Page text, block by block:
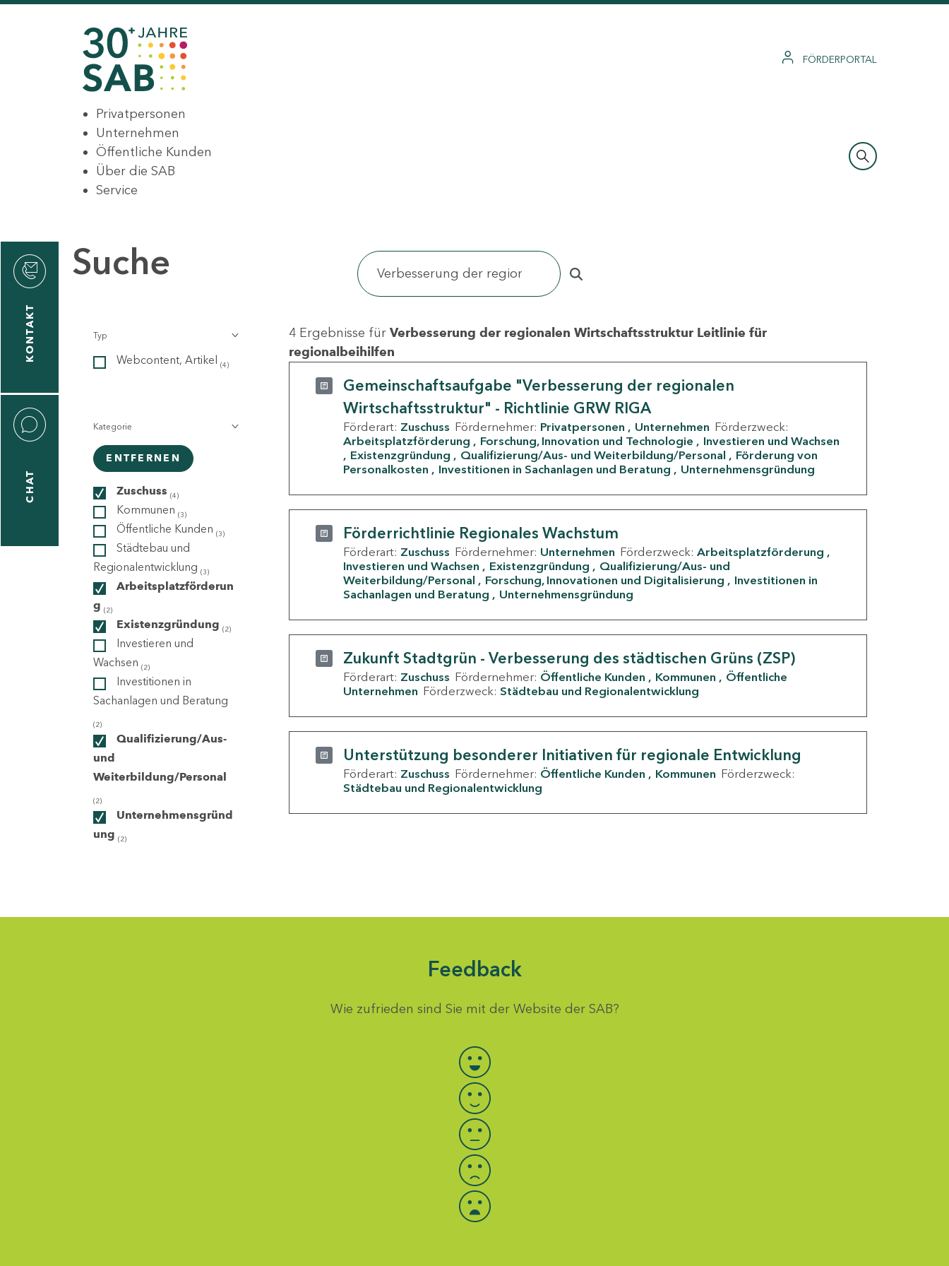
FÖRDERPORTAL
Privatpersonen
Unternehmen
Öffentliche Kunden
Über die SAB
Service
KONTAKT
CHAT
Suche
Typ
Webcontent, Artikel (4)
Kategorie
ENTFERNEN
Zuschuss (4)
Kommunen (3)
Öffentliche Kunden (3)
Städtebau und
Regionalentwicklung (3)
Arbeitsplatzförderun
g (2)
Existenzgründung (2)
Investieren und
Wachsen (2)
Investitionen in
Sachanlagen und Beratung
(2)
Qualifizierung/Aus-
und
Weiterbildung/Personal
(2)
Unternehmensgründ
ung (2)
4 Ergebnisse für Verbesserung der regionalen Wirtschaftsstruktur Leitlinie für
regionalbeihilfen
Gemeinschaftsaufgabe "Verbesserung der regionalen
Wirtschaftsstruktur" - Richtlinie GRW RIGA
Förderart: Zuschuss Fördernehmer: Privatpersonen Unternehmen Förderzweck:
Arbeitsplatzförderung
Forschung, Innovation und Technologie
Investieren und Wachsen
Existenzgründung
Qualifizierung/Aus- und Weiterbildung/Personal
Förderung von
Personalkosten
Investitionen in Sachanlagen und Beratung Unternehmensgründung
Förderrichtlinie Regionales Wachstum
Förderart: Zuschuss Fördernehmer: Unternehmen Förderzweck: Arbeitsplatzförderung
Investieren und Wachsen
Existenzgründung
Qualifizierung/Aus- und
Weiterbildung/Personal
Forschung, Innovationen und Digitalisierung
Investitionen in
Sachanlagen und Beratung
Unternehmensgründung
Zukunft Stadtgrün - Verbesserung des städtischen Grüns (ZSP)
Förderart: Zuschuss Fördernehmer: Öffentliche Kunden Kommunen
Öffentliche
Unternehmen Förderzweck: Städtebau und Regionalentwicklung
Unterstützung besonderer Initiativen für regionale Entwicklung
Förderart: Zuschuss Fördernehmer: Öffentliche Kunden Kommunen Förderzweck:
Städtebau und Regionalentwicklung
Feedback
Wie zufrieden sind Sie mit der Website der SAB?
Bewertung auswählen